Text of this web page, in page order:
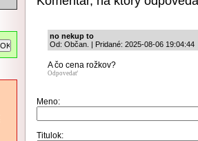
no nekup to
Od: Občan. | Pridané: 2025-08-06 19:04:44
A čo cena rožkov?
Odpovedať
Meno:
Titulok: